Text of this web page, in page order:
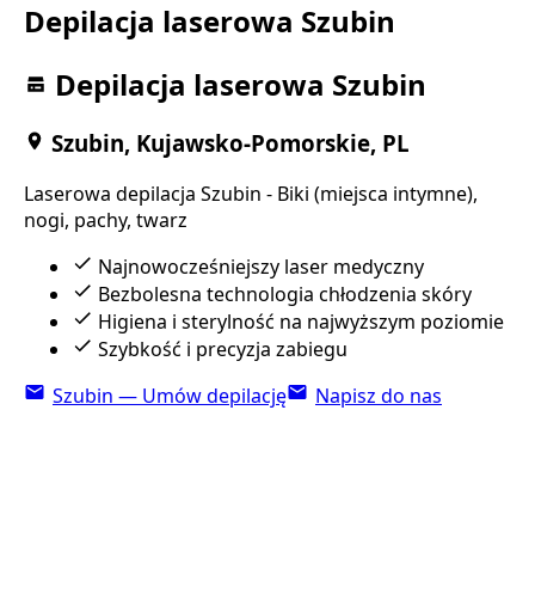
Depilacja laserowa Szubin
Depilacja laserowa Szubin
Szubin, Kujawsko-Pomorskie, PL
Laserowa depilacja Szubin - Biki (miejsca intymne),
nogi, pachy, twarz
Najnowocześniejszy laser medyczny
Bezbolesna technologia chłodzenia skóry
Higiena i sterylność na najwyższym poziomie
Szybkość i precyzja zabiegu
Szubin — Umów depilację
Napisz do nas